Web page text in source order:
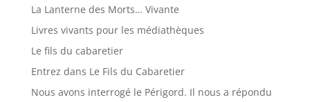
La Lanterne des Morts… Vivante
Livres vivants pour les médiathèques
Le fils du cabaretier
Entrez dans Le Fils du Cabaretier
Nous avons interrogé le Périgord. Il nous a répondu